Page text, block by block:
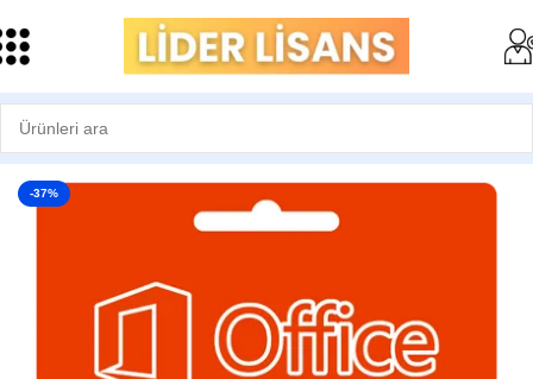
Ana Sayfa Microsoft Office Programları
-37%